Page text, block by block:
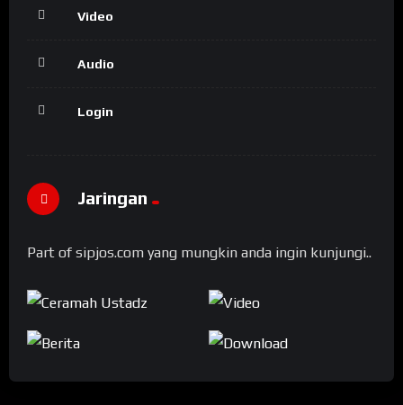
Video
Audio
Login
Jaringan
Part of sipjos.com yang mungkin anda ingin kunjungi..